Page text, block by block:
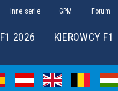
Inne serie GPM Forum
F1 2026 KIEROWCY F1